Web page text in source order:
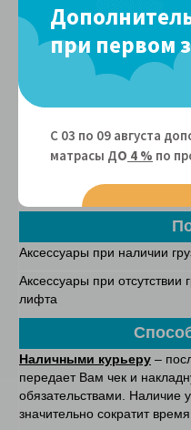
Сроки
по Москве
Аксессуары при наличии
Аксессуары при отсутствии
лифта
Наличными курьеру –
передает Вам чек и
обязательствами. Наличие
значительно сократит
при первом
С 03 по 09 августа
матрасы ДО 4 % по